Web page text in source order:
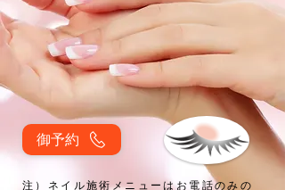
御予約
注）ネイル施術メニューはお電話のみの